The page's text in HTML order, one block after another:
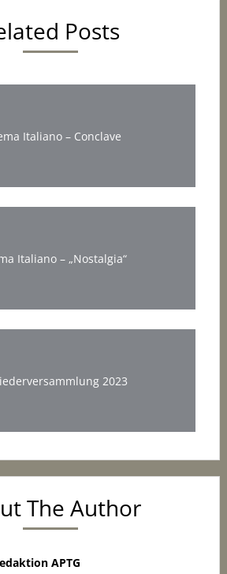
Posts
Italiano – Conclave
Italiano – „Nostalgia“
2023
The Author
APTG